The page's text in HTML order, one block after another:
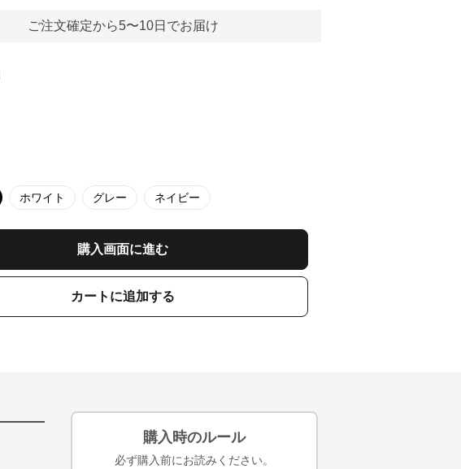
ご注文確定から5〜10日でお届け
ホワイト グレー ネイビー
購入画面に進む
カートに追加する
購入時のルール
必ず購入前にお読みください。